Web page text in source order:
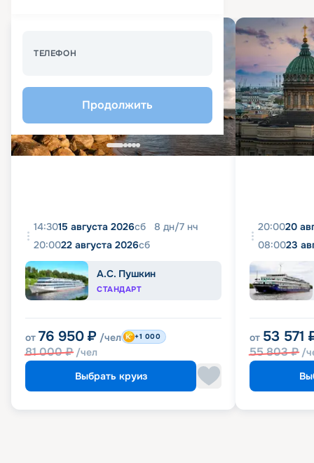
ТЕЛЕФОН
Продолжить
14:3015 августа 2026сб 8 дн/7 нч
20:0022 августа 2026сб
А.С. Пушкин
СТАНДАРТ
от 76 950 ₽ /чел
81 000₽ /чел
+1 000
Выбрать круиз
20:0020
08:0023
от 53 571
55 803₽ /